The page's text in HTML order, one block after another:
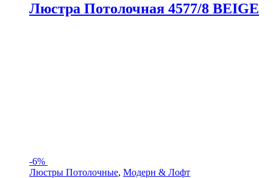
Люстра Потолочная 4577/8 BEIGE
-6%
Люстры Потолочные, Модерн & Лофт